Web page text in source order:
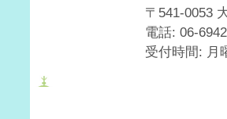
〒541-0053
電話: 06-
受付時間: 月